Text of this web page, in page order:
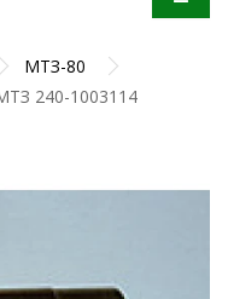
МТЗ-80
240-1003114